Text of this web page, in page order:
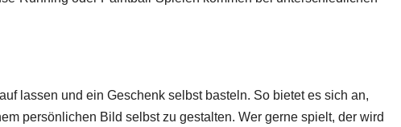
lassen und ein Geschenk selbst basteln. So bietet es sich an,
persönlichen Bild selbst zu gestalten. Wer gerne spielt, der wird